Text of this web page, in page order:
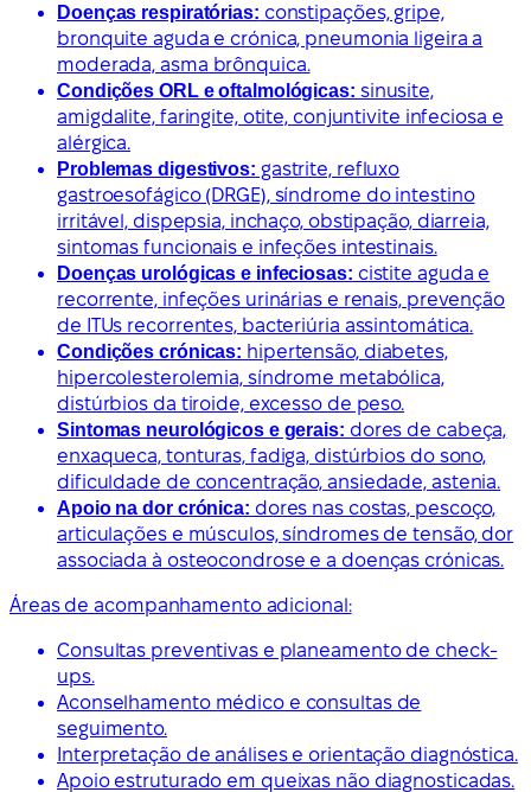
Doenças respiratórias: constipações, gripe,
bronquite aguda e crónica, pneumonia ligeira a
moderada, asma brônquica.
Condições ORL e oftalmológicas: sinusite,
amigdalite, faringite, otite, conjuntivite infeciosa e
alérgica.
Problemas digestivos: gastrite, refluxo
gastroesofágico (DRGE), síndrome do intestino
irritável, dispepsia, inchaço, obstipação, diarreia,
sintomas funcionais e infeções intestinais.
Doenças urológicas e infeciosas: cistite aguda e
recorrente, infeções urinárias e renais, prevenção
de ITUs recorrentes, bacteriúria assintomática.
Condições crónicas: hipertensão, diabetes,
hipercolesterolemia, síndrome metabólica,
distúrbios da tiroide, excesso de peso.
Sintomas neurológicos e gerais: dores de cabeça,
enxaqueca, tonturas, fadiga, distúrbios do sono,
dificuldade de concentração, ansiedade, astenia.
Apoio na dor crónica: dores nas costas, pescoço,
articulações e músculos, síndromes de tensão, dor
associada à osteocondrose e a doenças crónicas.
Áreas de acompanhamento adicional:
Consultas preventivas e planeamento de check-
ups.
Aconselhamento médico e consultas de
seguimento.
Interpretação de análises e orientação diagnóstica.
Apoio estruturado em queixas não diagnosticadas.